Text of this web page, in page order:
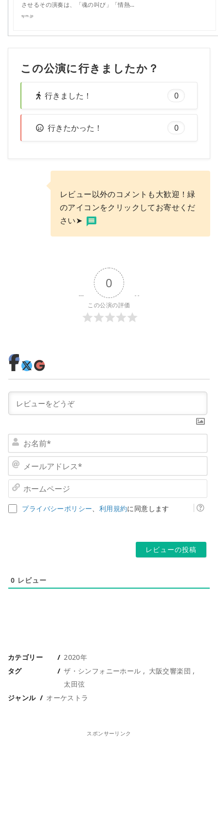
させるその演奏は、「魂の叫び」「情熱…
sym.jp
この公演に行きましたか？
行きました！ 0
行きたかった！ 0
レビュー以外のコメントも大歓迎！緑
のアイコンをクリックしてお寄せくだ
さい➤
0
この公演の評価
名
ー
ア
ー
プライバシーポリシー、 利用規約に同意します
0 レビュー
カテゴリー
2020年
タグ
ザ・シンフォニーホール
大阪交響楽団
太田弦
ジャンル
オーケストラ
スポンサーリンク